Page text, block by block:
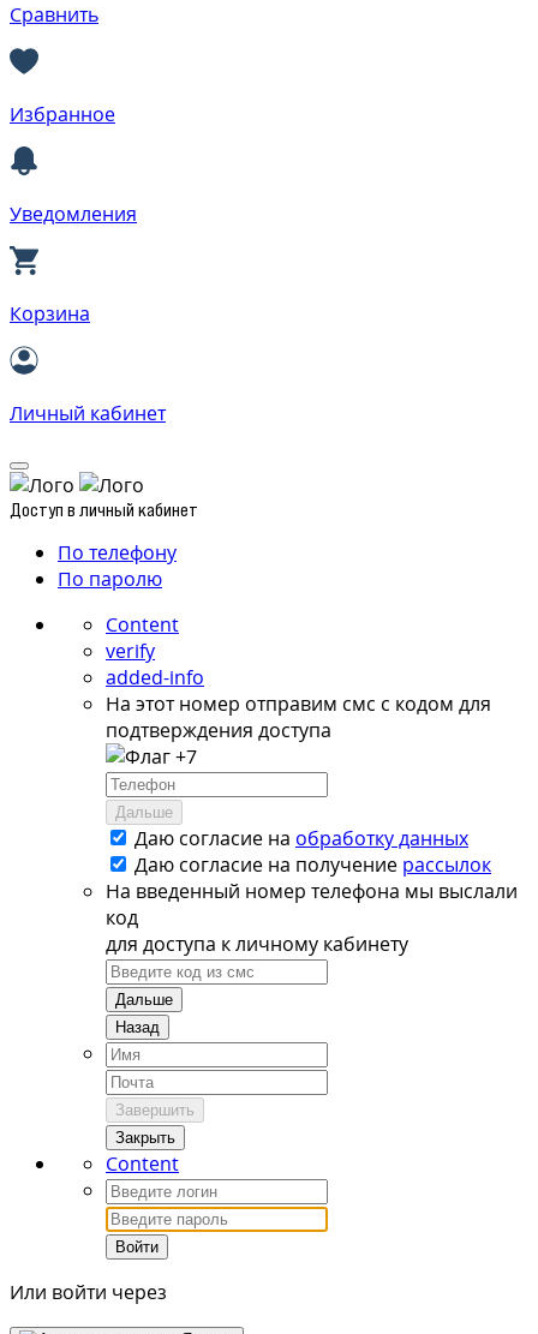
Сравнить
Избранное
Уведомления
Корзина
Личный кабинет
Доступ в личный кабинет
По телефону
По паролю
Content
verify
added-info
На этот номер отправим смс с кодом для
подтверждения доступа
+7
Дальше
Даю согласие на обработку данных
Даю согласие на получение рассылок
На введенный номер телефона мы выслали
код
для доступа к личному кабинету
Дальше
Назад
Завершить
Закрыть
Content
Войти
Или войти через